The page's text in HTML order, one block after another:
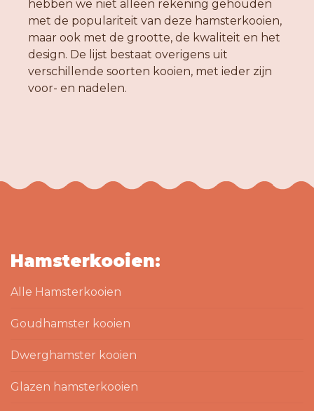
hebben we niet alleen rekening gehouden
met de populariteit van deze hamsterkooien,
maar ook met de grootte, de kwaliteit en het
design. De lijst bestaat overigens uit
verschillende soorten kooien, met ieder zijn
voor- en nadelen.
Hamsterkooien:
Alle Hamsterkooien
Goudhamster kooien
Dwerghamster kooien
Glazen hamsterkooien